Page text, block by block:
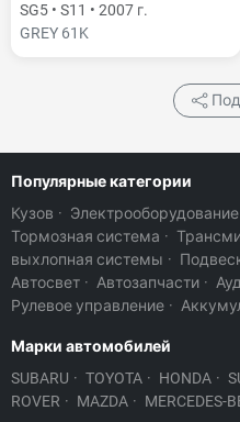
SG5 • S11 • 2007 г.
GREY 61K
Популярные категории
Кузов · Электрооборудование
Тормозная система ·
выхлопная системы ·
Автосвет · Автозапчасти ·
Рулевое управление ·
Марки автомобилей
SUBARU · TOYOTA · HONDA ·
ROVER · MAZDA · MERCEDES-